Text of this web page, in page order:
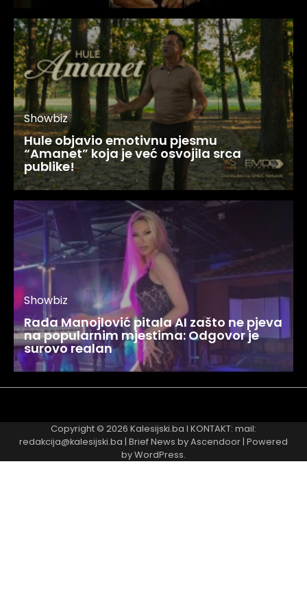
Showbiz
Hule objavio emotivnu pjesmu
“Amanet” koja je već osvojila srca
publike!
Showbiz
Rada Manojlović pitala AI zašto ne pjeva
na popularnim mjestima: Odgovor je
surovo realan
Copyright © 2026 Kalesijski.ba I KONTAKT: mail:
redakcija@kalesijski.ba | Brief News byAscendoor| Powered
byWordPress.